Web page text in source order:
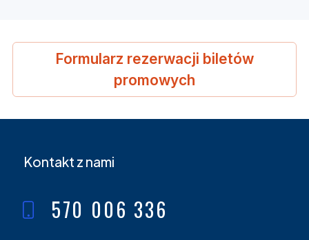
Formularz rezerwacji biletów
promowych
Kontakt z nami
570 006 336